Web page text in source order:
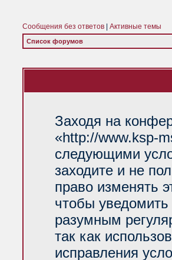
Сообщения без ответов Активные темы
Список форумов
Заходя на
«http://www.ksp-
следующими
заходите и не
право изменять
чтобы
разумным
так как
исправления